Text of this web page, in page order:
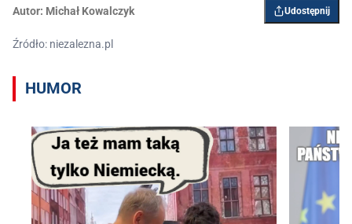
Autor: Michał Kowalczyk Udostępnij
Źródło: niezalezna.pl
HUMOR